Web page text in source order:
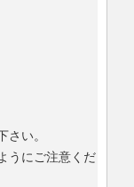
さい。
うにご注意くだ